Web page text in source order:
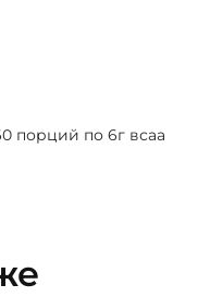
порций по 6г всаа